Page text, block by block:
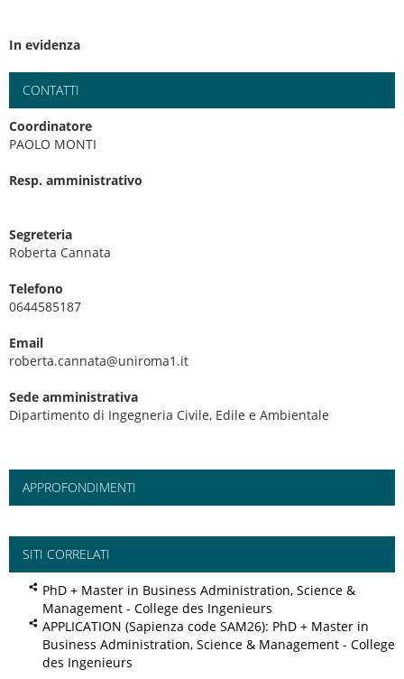
In evidenza
CONTATTI
Coordinatore
PAOLO MONTI
Resp. amministrativo
Segreteria
Roberta Cannata
Telefono
0644585187
Email
roberta.cannata@uniroma1.it
Sede amministrativa
Dipartimento di Ingegneria Civile, Edile e Ambientale
APPROFONDIMENTI
SITI CORRELATI
PhD + Master in Business Administration, Science &
Management - College des Ingenieurs
APPLICATION (Sapienza code SAM26): PhD + Master in
Business Administration, Science & Management - College
des Ingenieurs